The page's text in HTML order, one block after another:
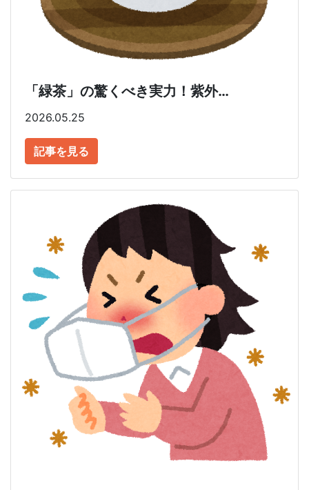
「緑茶」の驚くべき実力！紫外…
2026.05.25
記事を見る